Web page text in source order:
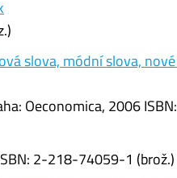
slova, módní slova,
Oeconomica, 2006
2-218-74059-1 (brož.)